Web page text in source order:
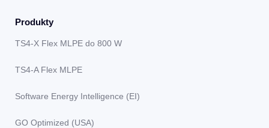
Produkty
TS4-X Flex MLPE do 800 W
TS4-A Flex MLPE
Software Energy Intelligence (EI)
GO Optimized (USA)